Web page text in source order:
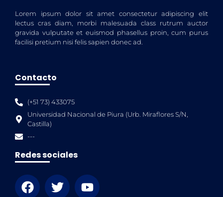
Lorem ipsum dolor sit amet consectetur adipiscing elit
lectus cras diam, morbi malesuada class rutrum auctor
gravida vulputate et euismod phasellus proin, cum purus
facilisi pretium nisi felis sapien donec ad.
Contacto
(+51 73) 433075
Universidad Nacional de Piura (Urb. Miraflores S/N,
Castilla)
---
Redes sociales